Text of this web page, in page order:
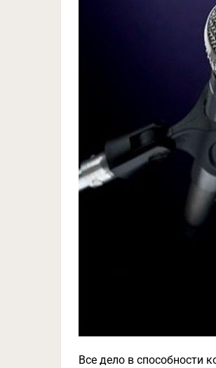
Все дело в способности